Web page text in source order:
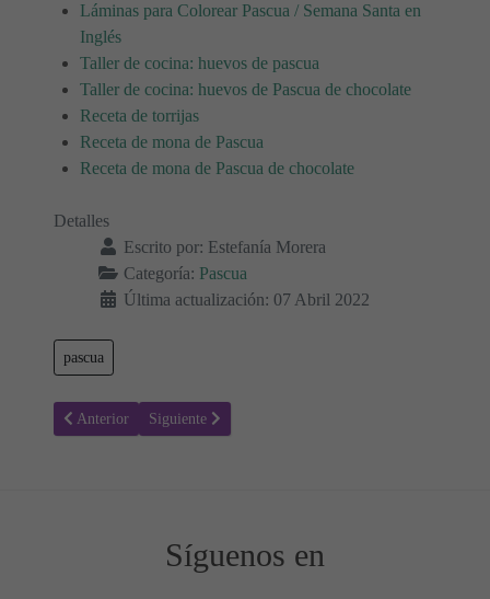
Láminas para Colorear Pascua / Semana Santa en
Inglés
Taller de cocina: huevos de pascua
Taller de cocina: huevos de Pascua de chocolate
Receta de torrijas
Receta de mona de Pascua
Receta de mona de Pascua de chocolate
Detalles
Escrito por: Estefanía Morera
Categoría: Pascua
Última actualización: 07 Abril 2022
pascua
Artículo anterior: Carta del Conejo de Pascua para los niños y niñas
Anterior Artículo siguiente: Huevos de Pascua - Manualidades
Siguiente
Síguenos en